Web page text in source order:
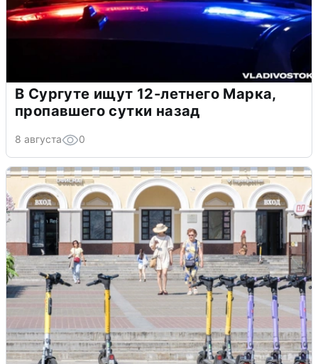
В Сургуте ищут 12-летнего Марка,
пропавшего сутки назад
8 августа 0